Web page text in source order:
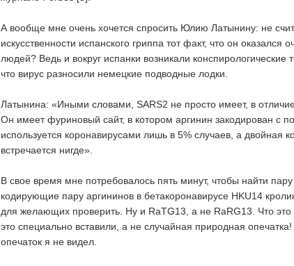
А вообще мне очень хочется спросить Юлию Латынину: не
искусственности испанского гриппа тот факт, что он
людей? Ведь и вокруг испанки возникали конспирологические
что вирус разносили немецкие подводные лодки.
Латынина: «Иными словами, SARS2 не просто имеет, в
Он имеет фуриновый сайт, в котором аргинин закодирован с
используется коронавирусами лишь в 5% случаев, а двойная
встречается нигде».
В свое время мне потребовалось пять минут, чтобы найти пару
кодирующие пару аргининов в бетакоронавирусе HKU14
для желающих проверить. Ну и RaTG13, а не RaRG13. Что
это специально вставили, а не случайная природная
опечаток я не видел.